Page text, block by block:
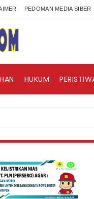
PEDOMAN MEDIA SIBER
HUKUM